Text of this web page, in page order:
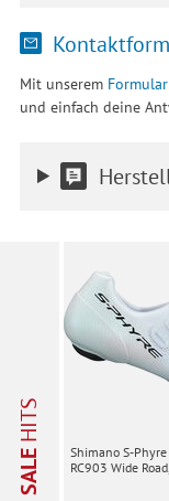
Mit unserem
und einfach deine
SALE
HITS
Shimano S-Phyre
RC903 Wide